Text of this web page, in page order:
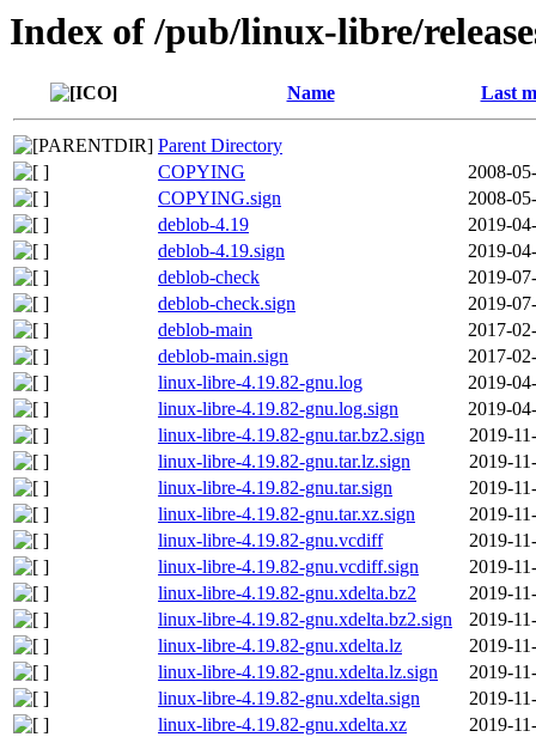
Index of /pub/linux-libre/
Name Last
Parent Directory
COPYING
2008-
COPYING.sign
2008-
deblob-4.19
2019-
deblob-4.19.sign
2019-
deblob-check
2019-
deblob-check.sign
2019-
deblob-main
2017-
deblob-main.sign
2017-
linux-libre-4.19.82-gnu.log
2019-
linux-libre-4.19.82-gnu.log.sign
2019-
linux-libre-4.19.82-gnu.tar.bz2.sign
2019-
linux-libre-4.19.82-gnu.tar.lz.sign
2019-
linux-libre-4.19.82-gnu.tar.sign
2019-
linux-libre-4.19.82-gnu.tar.xz.sign
2019-
linux-libre-4.19.82-gnu.vcdiff
2019-
linux-libre-4.19.82-gnu.vcdiff.sign
2019-
linux-libre-4.19.82-gnu.xdelta.bz2
2019-
linux-libre-4.19.82-gnu.xdelta.bz2.sign
2019-
linux-libre-4.19.82-gnu.xdelta.lz
2019-
linux-libre-4.19.82-gnu.xdelta.lz.sign
2019-
linux-libre-4.19.82-gnu.xdelta.sign
2019-
linux-libre-4.19.82-gnu.xdelta.xz
2019-